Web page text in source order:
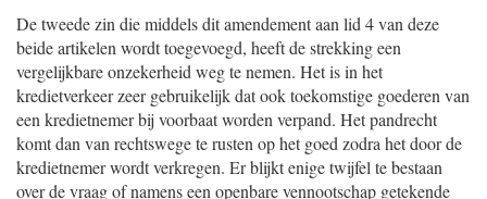
De tweede zin die middels dit amendement aan lid 4 van deze
beide artikelen wordt toegevoegd, heeft de strekking een
vergelijkbare onzekerheid weg te nemen. Het is in het
kredietverkeer zeer gebruikelijk dat ook toekomstige goederen van
een kredietnemer bij voorbaat worden verpand. Het pandrecht
komt dan van rechtswege te rusten op het goed zodra het door de
kredietnemer wordt verkregen. Er blijkt enige twijfel te bestaan
over de vraag of namens een openbare vennootschap getekende